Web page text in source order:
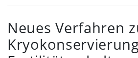
Neues Verfahren